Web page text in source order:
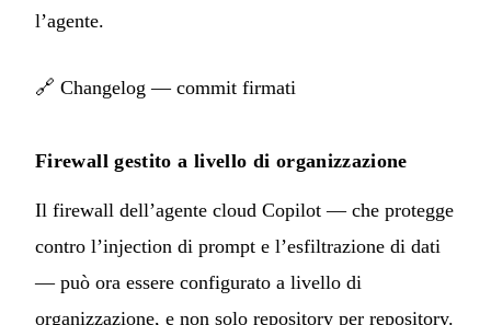
l’agente.
🔗 Changelog — commit firmati
Firewall gestito a livello di organizzazione
Il firewall dell’agente cloud Copilot — che protegge
contro l’injection di prompt e l’esfiltrazione di dati
— può ora essere configurato a livello di
organizzazione, e non solo repository per repository.